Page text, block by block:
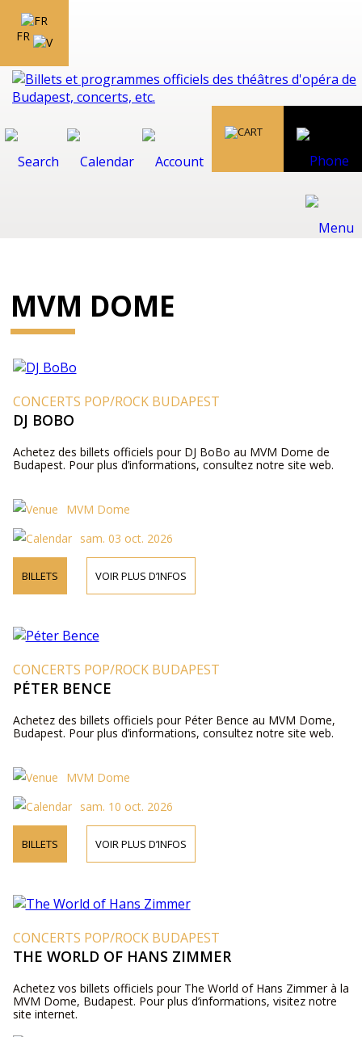
FR
MVM DOME
CONCERTS POP/ROCK BUDAPEST
DJ BOBO
Achetez des billets officiels pour DJ BoBo au MVM Dome de
Budapest. Pour plus d’informations, consultez notre site web.
MVM Dome
sam. 03 oct. 2026
BILLETS VOIR PLUS D’INFOS
CONCERTS POP/ROCK BUDAPEST
PÉTER BENCE
Achetez des billets officiels pour Péter Bence au MVM Dome,
Budapest. Pour plus d’informations, consultez notre site web.
MVM Dome
sam. 10 oct. 2026
BILLETS VOIR PLUS D’INFOS
CONCERTS POP/ROCK BUDAPEST
THE WORLD OF HANS ZIMMER
Achetez vos billets officiels pour The World of Hans Zimmer à la
MVM Dome, Budapest. Pour plus d’informations, visitez notre
site internet.